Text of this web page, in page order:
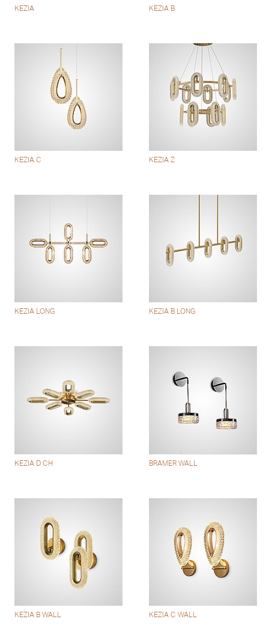
KEZIA KEZIA B
KEZIA C KEZIA Z
KEZIA LONG KEZIA B LONG
KEZIA D CH BRAMER WALL
KEZIA B WALL KEZIA C WALL